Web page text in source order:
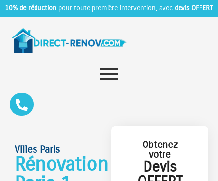
10% de réduction pour toute première intervention, avec devis OFFERT
Villes Paris
Rénovation
Obtenez
votre
Devis